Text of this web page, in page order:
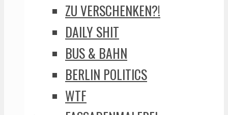
ZU VERSCHENKEN?!
DAILY SHIT
BUS & BAHN
BERLIN POLITICS
WTF